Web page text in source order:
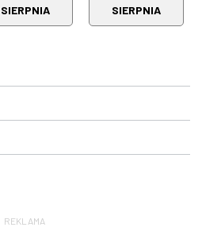
SIERPNIA SIERPNIA
REKLAMA